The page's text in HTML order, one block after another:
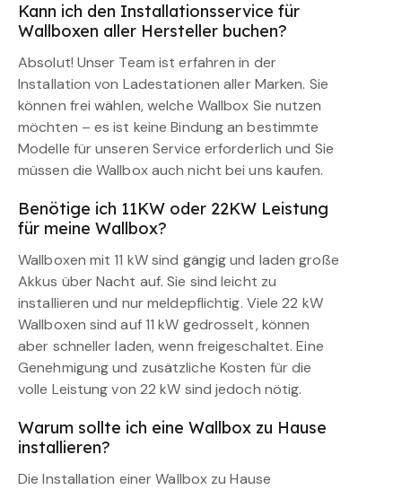
Kann ich den Installationsservice für
Wallboxen aller Hersteller buchen?
Absolut! Unser Team ist erfahren in der
Installation von Ladestationen aller Marken. Sie
können frei wählen, welche Wallbox Sie nutzen
möchten – es ist keine Bindung an bestimmte
Modelle für unseren Service erforderlich und Sie
müssen die Wallbox auch nicht bei uns kaufen.
Benötige ich 11KW oder 22KW Leistung
für meine Wallbox?
Wallboxen mit 11 kW sind gängig und laden große
Akkus über Nacht auf. Sie sind leicht zu
installieren und nur meldepflichtig. Viele 22 kW
Wallboxen sind auf 11 kW gedrosselt, können
aber schneller laden, wenn freigeschaltet. Eine
Genehmigung und zusätzliche Kosten für die
volle Leistung von 22 kW sind jedoch nötig.
Warum sollte ich eine Wallbox zu Hause
installieren?
Die Installation einer Wallbox zu Hause